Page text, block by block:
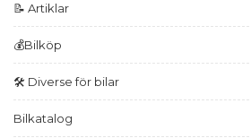
📝 Artiklar
💰Bilköp
🛠️ Diverse för bilar
Bilkatalog